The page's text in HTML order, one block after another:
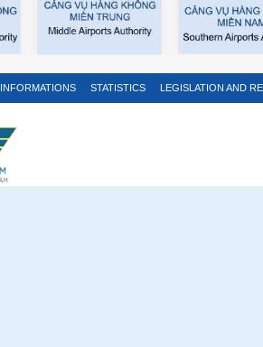
INFORMATIONS STATISTICS LEGISLATION AND